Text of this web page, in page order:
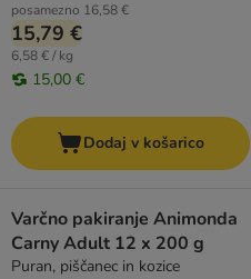
posamezno 16,58 €
15,79 €
6,58 € / kg
15,00 €
Dodaj v košarico
Varčno pakiranje Animonda
Carny Adult 12 x 200 g
Puran, piščanec in kozice